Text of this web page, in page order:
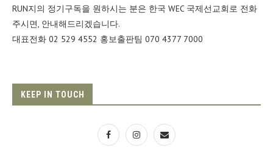
RUN지의 정기구독을 원하시는 분은 한국 WEC 국제선교회로 전화
주시면, 안내해드리겠습니다.
대표전화 02 529 4552 홍보출판팀 070 4377 7000
KEEP IN TOUCH